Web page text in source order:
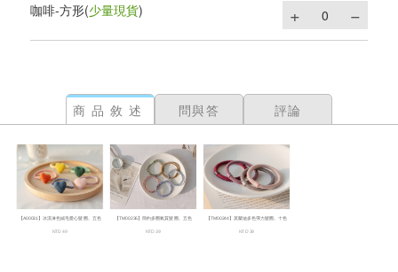
咖啡-方形(少量現貨)
商品敘述 問與答 評論